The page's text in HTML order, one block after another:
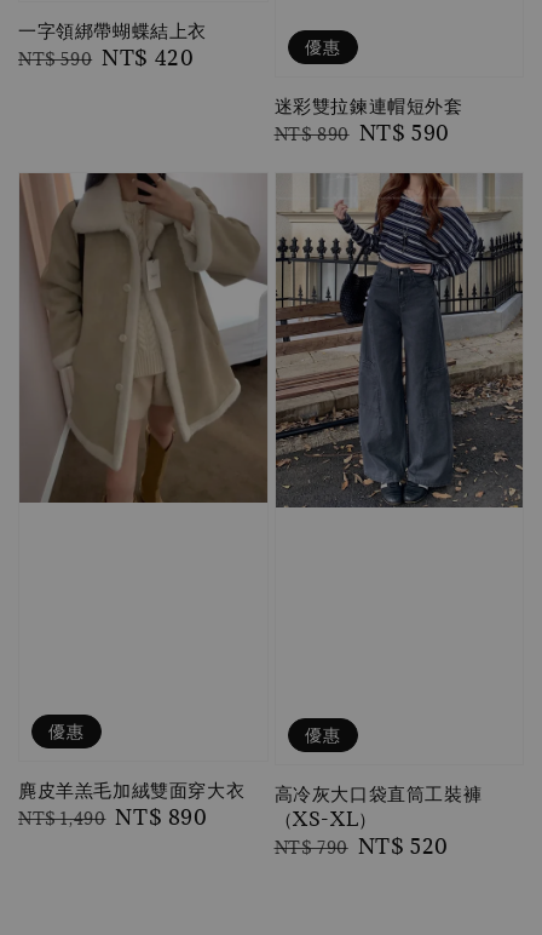
一字領綁帶蝴蝶結上衣
Regular
NT$ 590 Sale
NT$ 420 優惠
迷彩雙拉鍊連帽短外套
Regular
NT$ 890 Sale
NT$ 590
優惠
麂皮羊羔毛加絨雙面穿大衣
Regular
NT$ 1,490 Sale
NT$ 890
優惠
高冷灰大口袋直筒工裝褲
（XS-XL）
Regular
NT$ 790 Sale
NT$ 520